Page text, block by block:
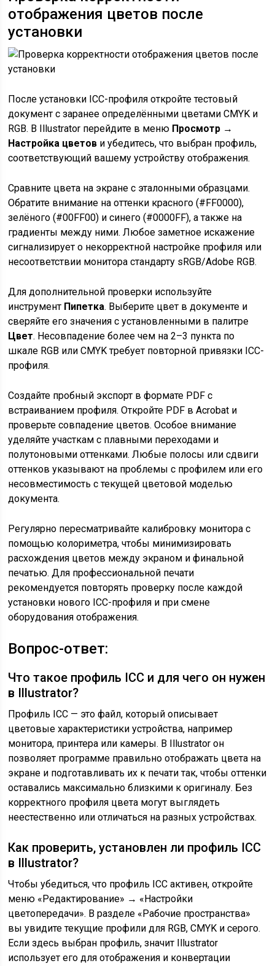
отображения цветов после
установки
После установки ICC-профиля откройте тестовый
документ с заранее определёнными цветами CMYK и
RGB. В Illustrator перейдите в меню Просмотр →
Настройка цветов и убедитесь, что выбран профиль,
соответствующий вашему устройству отображения.
Сравните цвета на экране с эталонными образцами.
Обратите внимание на оттенки красного (#FF0000),
зелёного (#00FF00) и синего (#0000FF), а также на
градиенты между ними. Любое заметное искажение
сигнализирует о некорректной настройке профиля или
несоответствии монитора стандарту sRGB/Adobe RGB.
Для дополнительной проверки используйте
инструмент Пипетка. Выберите цвет в документе и
сверяйте его значения с установленными в палитре
Цвет. Несовпадение более чем на 2–3 пункта по
шкале RGB или CMYK требует повторной привязки ICC-
профиля.
Создайте пробный экспорт в формате PDF с
встраиванием профиля. Откройте PDF в Acrobat и
проверьте совпадение цветов. Особое внимание
уделяйте участкам с плавными переходами и
полутоновыми оттенками. Любые полосы или сдвиги
оттенков указывают на проблемы с профилем или его
несовместимость с текущей цветовой моделью
документа.
Регулярно пересматривайте калибровку монитора с
помощью колориметра, чтобы минимизировать
расхождения цветов между экраном и финальной
печатью. Для профессиональной печати
рекомендуется повторять проверку после каждой
установки нового ICC-профиля и при смене
оборудования отображения.
Вопрос-ответ:
Что такое профиль ICC и для чего он нужен
в Illustrator?
Профиль ICC — это файл, который описывает
цветовые характеристики устройства, например
монитора, принтера или камеры. В Illustrator он
позволяет программе правильно отображать цвета на
экране и подготавливать их к печати так, чтобы оттенки
оставались максимально близкими к оригиналу. Без
корректного профиля цвета могут выглядеть
неестественно или отличаться на разных устройствах.
Как проверить, установлен ли профиль ICC
в Illustrator?
Чтобы убедиться, что профиль ICC активен, откройте
меню «Редактирование» → «Настройки
цветопередачи». В разделе «Рабочие пространства»
вы увидите текущие профили для RGB, CMYK и серого.
Если здесь выбран профиль, значит Illustrator
использует его для отображения и конвертации